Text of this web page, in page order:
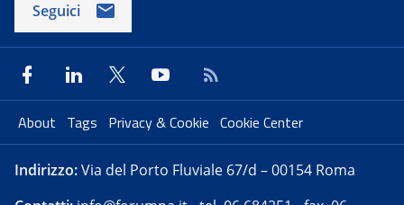
Seguici
About Tags Privacy & Cookie Cookie Center
Indirizzo:Via del Porto Fluviale 67/d – 00154 Roma